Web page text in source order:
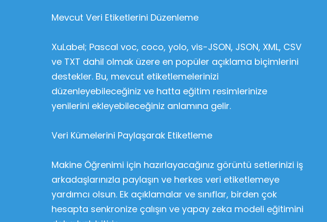
Mevcut Veri Etiketlerini Düzenleme
XuLabel; Pascal voc, coco, yolo, vis-JSON, JSON, XML, CSV
ve TXT dahil olmak üzere en popüler açıklama biçimlerini
destekler. Bu, mevcut etiketlemelerinizi
düzenleyebileceğiniz ve hatta eğitim resimlerinize
yenilerini ekleyebileceğiniz anlamına gelir.
Veri Kümelerini Paylaşarak Etiketleme
Makine Öğrenimi için hazırlayacağınız görüntü setlerinizi iş
arkadaşlarınızla paylaşın ve herkes veri etiketlemeye
yardımcı olsun. Ek açıklamalar ve sınıflar, birden çok
hesapta senkronize çalışın ve yapay zeka modeli eğitimini